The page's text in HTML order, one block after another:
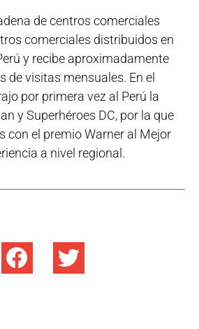
de centros comerciales
comerciales distribuidos en
y recibe aproximadamente
de visitas mensuales. En el
por primera vez al Perú la
y Superhéroes DC, por la que
con el premio Warner al Mejor
a nivel regional.